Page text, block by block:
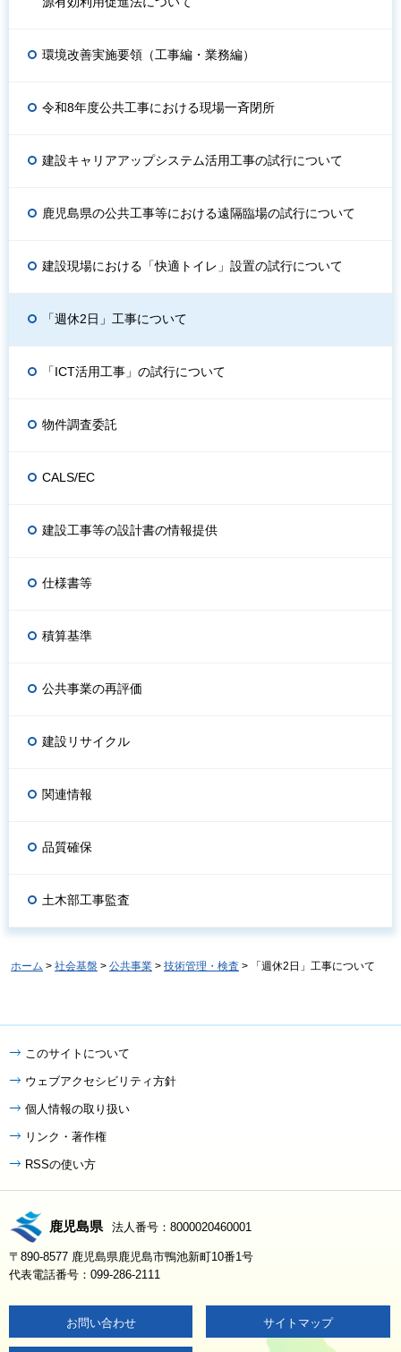
環境改善実施要領（工事編・業務編）
令和8年度公共工事における現場一斉閉所
建設キャリアアップシステム活用工事の試行について
鹿児島県の公共工事等における遠隔臨場の試行について
建設現場における「快適トイレ」設置の試行について
「週休2日」工事について
「ICT活用工事」の試行について
物件調査委託
CALS/EC
建設工事等の設計書の情報提供
仕様書等
積算基準
公共事業の再評価
建設リサイクル
関連情報
品質確保
土木部工事監査
ホーム > 社会基盤 > 公共事業 > 技術管理・検査 > 「週休2日」工事について
このサイトについて
ウェブアクセシビリティ方針
個人情報の取り扱い
リンク・著作権
RSSの使い方
鹿児島県 法人番号：8000020460001
〒890-8577 鹿児島県鹿児島市鴨池新町10番1号
代表電話番号：099-286-2111
お問い合わせ サイトマップ